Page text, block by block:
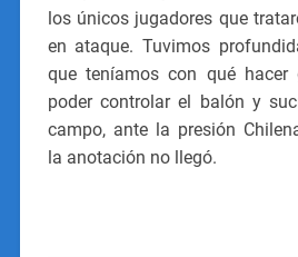
los únicos jugadores que
en ataque. Tuvimos
que teníamos con qué
poder controlar el balón y
campo, ante la presión
la anotación no llegó.